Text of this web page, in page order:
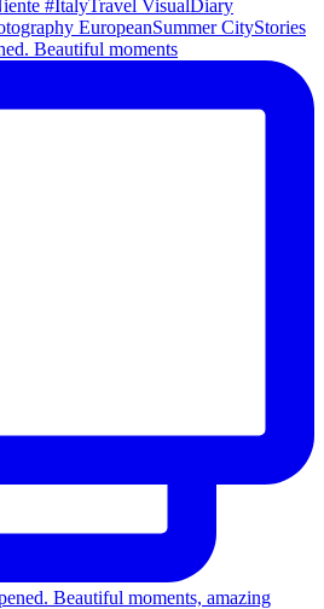
Beautiful moments